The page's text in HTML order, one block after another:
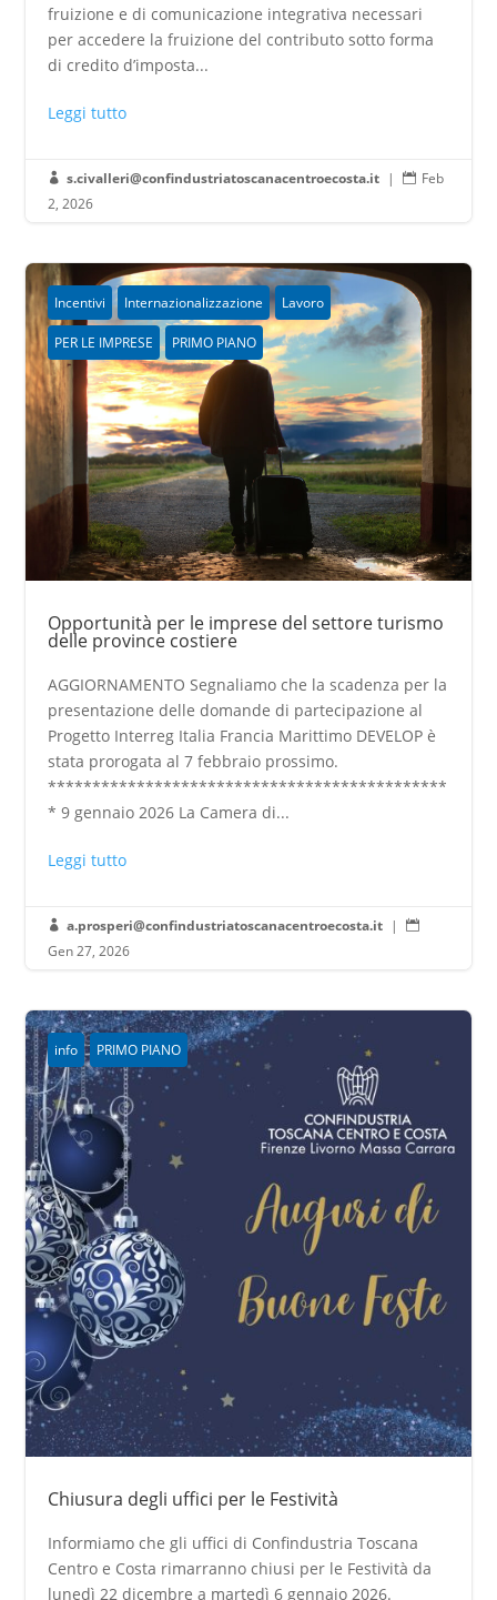
fruizione e di comunicazione integrativa necessari
per accedere la fruizione del contributo sotto forma
di credito d’imposta...
Leggi tutto
 s.civalleri@confindustriatoscanacentroecosta.it |  Feb
2, 2026
Incentivi Internazionalizzazione Lavoro
PER LE IMPRESE PRIMO PIANO
Opportunità per le imprese del settore turismo
delle province costiere
AGGIORNAMENTO Segnaliamo che la scadenza per la
presentazione delle domande di partecipazione al
Progetto Interreg Italia Francia Marittimo DEVELOP è
stata prorogata al 7 febbraio prossimo.
*********************************************
* 9 gennaio 2026 La Camera di...
Leggi tutto
 a.prosperi@confindustriatoscanacentroecosta.it | 
Gen 27, 2026
info PRIMO PIANO
Chiusura degli uffici per le Festività
Informiamo che gli uffici di Confindustria Toscana
Centro e Costa rimarranno chiusi per le Festività da
lunedì 22 dicembre a martedì 6 gennaio 2026.